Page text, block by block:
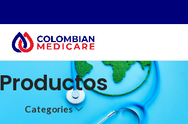
Productos
Categories